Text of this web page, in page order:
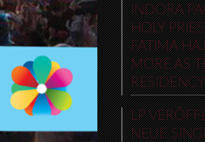
INDORA
HOLY
FATIMA
MORE AS
LP
NEUE